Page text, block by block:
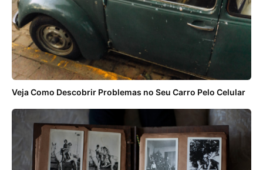
Veja Como Descobrir Problemas no Seu Carro Pelo Celular